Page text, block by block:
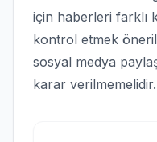
için haberleri farklı
kontrol etmek
sosyal medya
karar verilmemelidir.